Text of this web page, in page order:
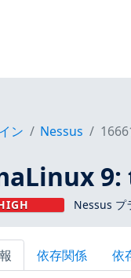
ン Nessus
9:
Nessus プ
依存関係 依